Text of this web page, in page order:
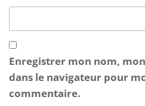
Enregistrer mon nom,
dans le navigateur pour
commentaire.